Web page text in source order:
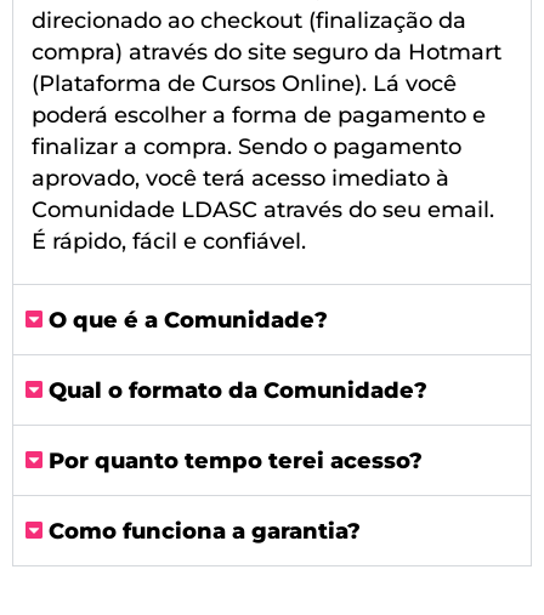
direcionado ao checkout (finalização da
compra) através do site seguro da Hotmart
(Plataforma de Cursos Online). Lá você
poderá escolher a forma de pagamento e
finalizar a compra. Sendo o pagamento
aprovado, você terá acesso imediato à
Comunidade LDASC através do seu email.
É rápido, fácil e confiável.
O que é a Comunidade?
Qual o formato da Comunidade?
Por quanto tempo terei acesso?
Como funciona a garantia?